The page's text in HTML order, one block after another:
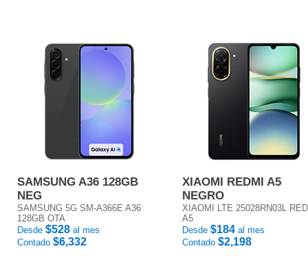
SAMSUNG A36 128GB
NEG
SAMSUNG 5G SM-A366E A36
128GB OTA
Desde $528 al mes
Contado $6,332
XIAOMI REDMI A5
NEGRO
XIAOMI LTE 25028RN03L
A5
Desde $184 al mes
Contado $2,198